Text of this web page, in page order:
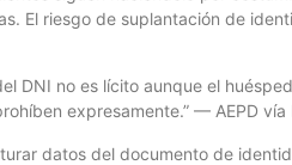
El riesgo de suplantación de
DNI no es lícito aunque el
expresamente.” — AEPD vía
datos del documento de